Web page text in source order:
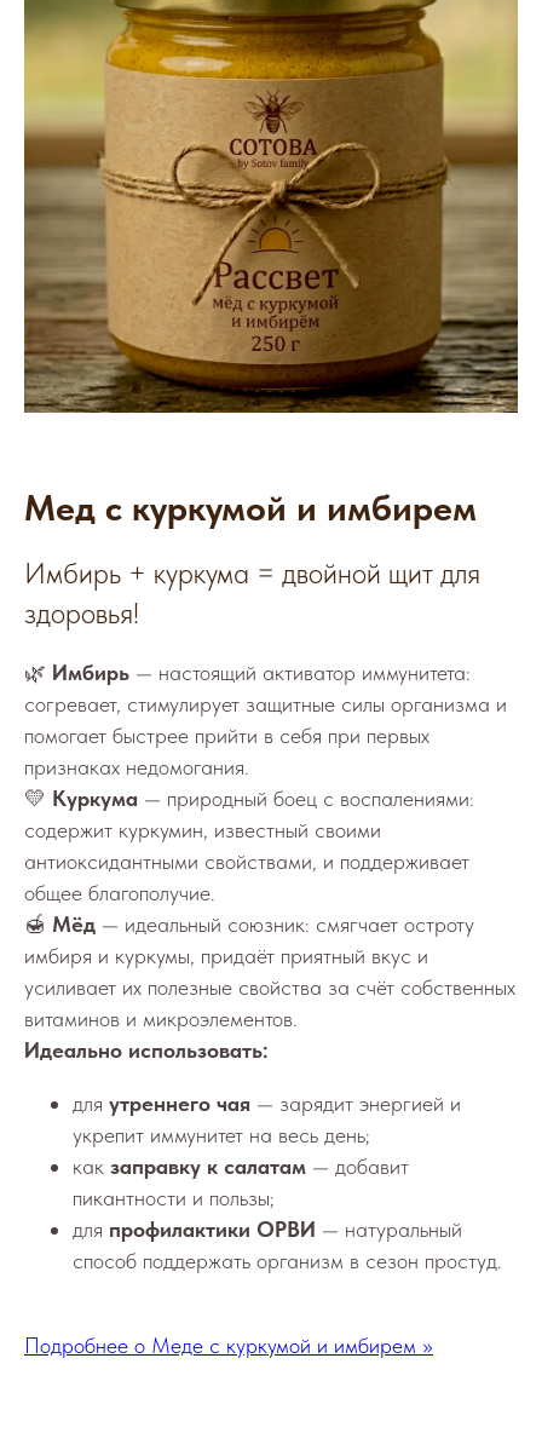
Мед с куркумой и имбирем
Имбирь + куркума = двойной щит для
здоровья!
🌿 Имбирь — настоящий активатор иммунитета:
согревает, стимулирует защитные силы организма и
помогает быстрее прийти в себя при первых
признаках недомогания.
💛 Куркума — природный боец с воспалениями:
содержит куркумин, известный своими
антиоксидантными свойствами, и поддерживает
общее благополучие.
🍯 Мёд — идеальный союзник: смягчает остроту
имбиря и куркумы, придаёт приятный вкус и
усиливает их полезные свойства за счёт собственных
витаминов и микроэлементов.
Идеально использовать:
для утреннего чая — зарядит энергией и
укрепит иммунитет на весь день;
как заправку к салатам — добавит
пикантности и пользы;
для профилактики ОРВИ — натуральный
способ поддержать организм в сезон простуд.
Подробнее о Меде с куркумой и имбирем >>